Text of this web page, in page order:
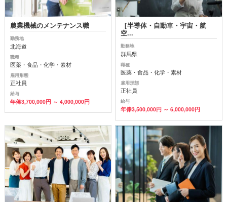
農業機械のメンテナンス職
勤務地
北海道
職種
医薬・食品・化学・素材
雇用形態
正社員
給与
年俸3,700,000円 ～ 4,000,000円
［半導体・自動車・宇宙・航
空...
勤務地
群馬県
職種
医薬・食品・化学・素材
雇用形態
正社員
給与
年俸3,500,000円 ～ 6,000,000円